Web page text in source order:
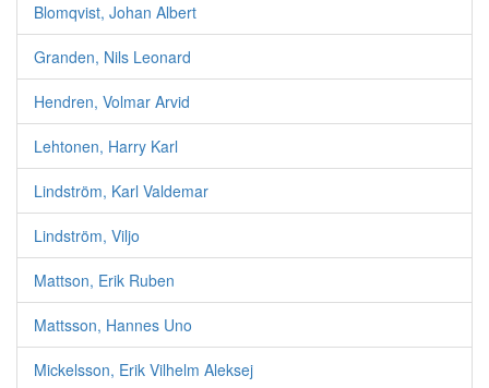
Blomqvist, Johan Albert
Granden, Nils Leonard
Hendren, Volmar Arvid
Lehtonen, Harry Karl
Lindström, Karl Valdemar
Lindström, Viljo
Mattson, Erik Ruben
Mattsson, Hannes Uno
Mickelsson, Erik Vilhelm Aleksej